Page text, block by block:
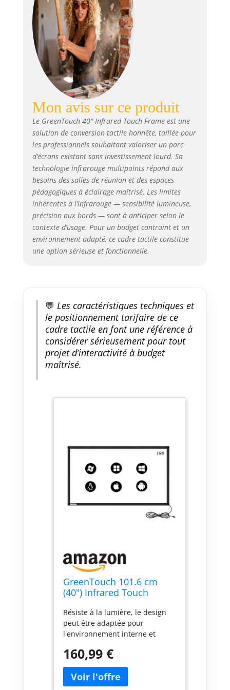
jonction, pause et d'autres
phénomènes indésirables.
Mon avis sur ce produit
Le GreenTouch 40″ Infrared Touch Frame est une
solution de conversion tactile honnête, taillée pour
les professionnels souhaitant valoriser un parc
d’écrans existant sans investissement lourd. Sa
technologie infrarouge multipoints répond aux
besoins des salles de réunion et des espaces
pédagogiques à éclairage maîtrisé. Les limites
inhérentes à l’infrarouge — sensibilité lumineuse,
précision aux bords — sont à anticiper selon le
contexte d’usage. Pour un budget contraint et un
environnement adapté, ce cadre tactile constitue
une option sérieuse et fonctionnelle.
💬 Les caractéristiques techniques et
le positionnement tarifaire de ce
cadre tactile en font une référence à
considérer sérieusement pour tout
projet d’interactivité à budget
maîtrisé.
GreenTouch 101.6 cm
(40") Infrared Touch
Kits, multipoints
Infrarouge Tactile Cadre
Résiste à la lumière, le design
peut être adaptée pour
l'environnement interne et
au service de
télécommunications de la
finance, de la publicité, les
industriels de contrôle, audit
160,99 €